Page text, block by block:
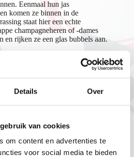
Details Over
van cookies
om content en advertenties te
voor social media te bieden
Eenmaal hun jas
komen ze binnen in de
staat hier een echte
champagneheren of -dames
en rijken ze een glas bubbels aan.